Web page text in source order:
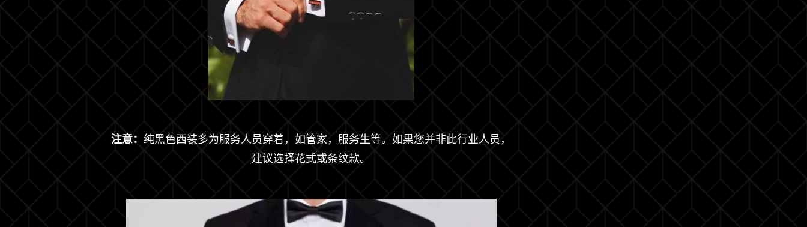
注意： 纯黑色西装多为服务人员穿着，如管家，服务生等。如果您并非此行业人员，
建议选择花式或条纹款。